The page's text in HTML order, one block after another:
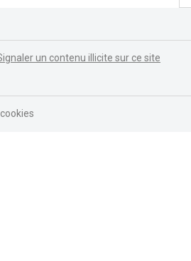
un contenu illicite sur ce site